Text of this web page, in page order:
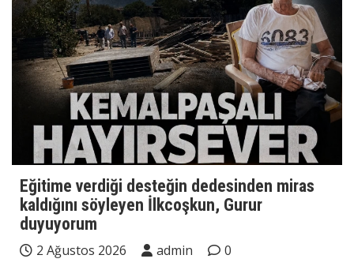
Eğitime verdiği desteğin dedesinden miras
kaldığını söyleyen İlkcoşkun, Gurur
duyuyorum
2 Ağustos 2026 admin
0